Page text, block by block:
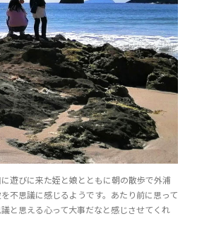
遊びに来た姪と娘とともに朝の散歩で外浦
不思議に感じるようです。あたり前に思って
と思える心って大事だなと感じさせてくれ